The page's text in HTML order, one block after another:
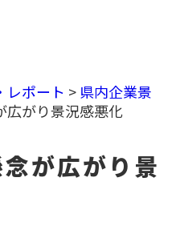
レポート > 県内企業景
広がり景況感悪化
が広がり景